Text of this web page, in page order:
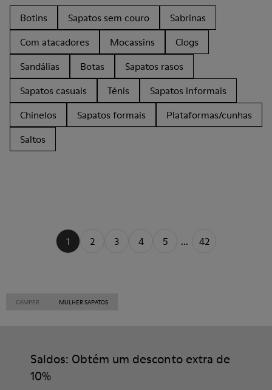
Botins Sapatos sem couro
Sabrinas
Com atacadores
Mocassins
Clogs
Sandálias
Botas
Sapatos rasos
Sapatos casuais
Ténis
Sapatos informais
Chinelos
Sapatos formais
Plataformas/cunhas
Saltos
1 2 3 4 5 ... 42
CAMPER MULHER SAPATOS
Saldos: Obtém um desconto extra de
10%